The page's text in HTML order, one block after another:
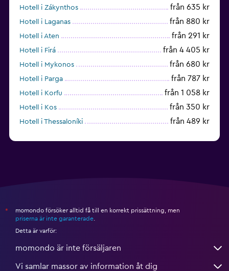
Hotell i Zákynthos från 635 kr
Hotell i Laganas från 880 kr
Hotell i Aten från 291 kr
Hotell i Firá från 4 405 kr
Hotell i Mykonos från 680 kr
Hotell i Parga från 787 kr
Hotell i Korfu från 1 058 kr
Hotell i Kos från 350 kr
Hotell i Thessaloníki från 489 kr
*
momondo försöker alltid få till en korrekt prissättning, men
priserna är inte garanterade
Detta är varför:
momondo är inte försäljaren
Vi samlar massor av information åt dig